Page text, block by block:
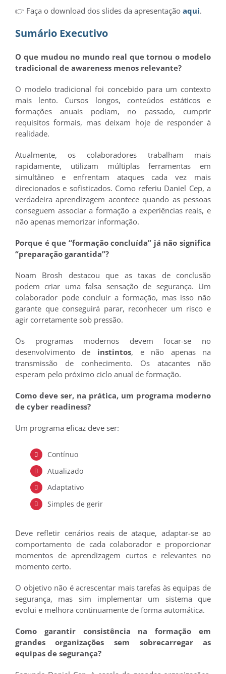
👉 Faça o download dos slides da apresentação aqui.
Sumário Executivo
O que mudou no mundo real que tornou o modelo
tradicional de awareness menos relevante?
O modelo tradicional foi concebido para um contexto
mais lento. Cursos longos, conteúdos estáticos e
formações anuais podiam, no passado, cumprir
requisitos formais, mas deixam hoje de responder à
realidade.
Atualmente, os colaboradores trabalham mais
rapidamente, utilizam múltiplas ferramentas em
simultâneo e enfrentam ataques cada vez mais
direcionados e sofisticados. Como referiu Daniel Cep, a
verdadeira aprendizagem acontece quando as pessoas
conseguem associar a formação a experiências reais, e
não apenas memorizar informação.
Porque é que “formação concluída” já não significa
“preparação garantida”?
Noam Brosh destacou que as taxas de conclusão
podem criar uma falsa sensação de segurança. Um
colaborador pode concluir a formação, mas isso não
garante que conseguirá parar, reconhecer um risco e
agir corretamente sob pressão.
Os programas modernos devem focar-se no
desenvolvimento de instintos, e não apenas na
transmissão de conhecimento. Os atacantes não
esperam pelo próximo ciclo anual de formação.
Como deve ser, na prática, um programa moderno
de cyber readiness?
Um programa eficaz deve ser:
Contínuo
Atualizado
Adaptativo
Simples de gerir
Deve refletir cenários reais de ataque, adaptar-se ao
comportamento de cada colaborador e proporcionar
momentos de aprendizagem curtos e relevantes no
momento certo.
O objetivo não é acrescentar mais tarefas às equipas de
segurança, mas sim implementar um sistema que
evolui e melhora continuamente de forma automática.
Como garantir consistência na formação em
grandes organizações sem sobrecarregar as
equipas de segurança?